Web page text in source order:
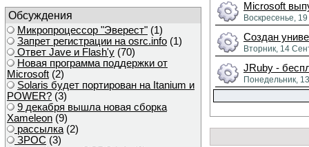
Обсуждения
Микропроцессор "Эверест" (1)
Запрет регистрации на osrc.info (1)
Ответ Javе и Flash'у (70)
Новая программа поддержки от
Microsoft (2)
Solaris будет портирован на Itanium и
POWER? (3)
9 декабря вышла новая сборка
Xameleon (9)
рассылка (2)
ЗРОС (3)
Microsoft
Воскресенье,
Создан
Вторник, 14
JRuby -
Понедельник,